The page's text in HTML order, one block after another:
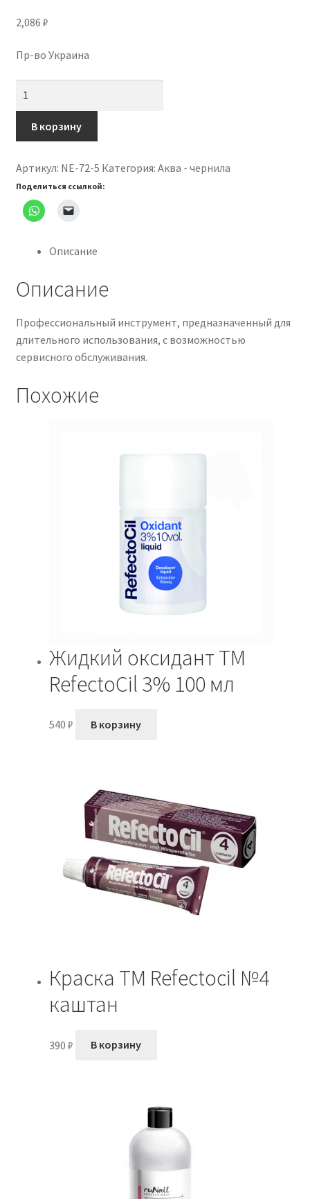
2,086 ₽
Пр-во Украина
Кусачки
профессиональные
кожи
EXPERT
72
В корзину
Артикул: NE-72-5 Категория: Аква - чернила
Поделиться ссылкой:
Описание
Описание
Профессиональный инструмент, предназначенный для
длительного использования, с возможностью
сервисного обслуживания.
Похожие
Жидкий оксидант TM
RefectoСil 3% 100 мл
540 ₽ В корзину
Краска TM Refectocil №4
каштан
390 ₽ В корзину